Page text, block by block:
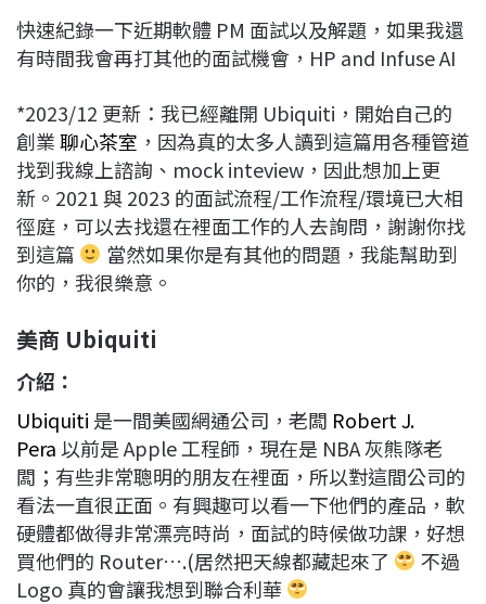
o
k
s
I
n
n
k
快速紀錄一下近期軟體 PM 面試以及解題，如果我還
有時間我會再打其他的面試機會，HP and Infuse AI
*2023/12 更新：我已經離開 Ubiquiti，開始自己的
創業聊心茶室 ，因為真的太多人讀到這篇用各種管道
找到我線上諮詢、mock inteview，因此想加上更
新。2021 與 2023 的面試流程/工作流程/環境已大相
徑庭，可以去找還在裡面工作的人去詢問，謝謝你找
到這篇
當然如果你是有其他的問題，我能幫助到
你的，我很樂意。
美商 Ubiquiti
介紹：
Ubiquiti 是一間美國網通公司，老闆 Robert J.
Pera以前是 Apple 工程師，現在是 NBA 灰熊隊老
闆；有些非常聰明的朋友在裡面，所以對這間公司的
看法一直很正面。有興趣可以看一下他們的產品，軟
硬體都做得非常漂亮時尚，面試的時候做功課，好想
買他們的 Router….(居然把天線都藏起來了
不過
Logo 真的會讓我想到聯合利華